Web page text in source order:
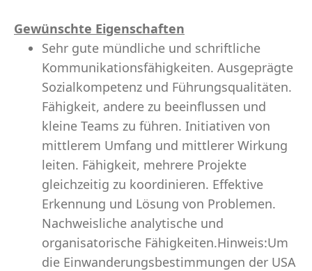
Gewünschte Eigenschaften
Sehr gute mündliche und schriftliche
Kommunikationsfähigkeiten. Ausgeprägte
Sozialkompetenz und Führungsqualitäten.
Fähigkeit, andere zu beeinflussen und
kleine Teams zu führen. Initiativen von
mittlerem Umfang und mittlerer Wirkung
leiten. Fähigkeit, mehrere Projekte
gleichzeitig zu koordinieren. Effektive
Erkennung und Lösung von Problemen.
Nachweisliche analytische und
organisatorische Fähigkeiten.Hinweis:Um
die Einwanderungsbestimmungen der USA